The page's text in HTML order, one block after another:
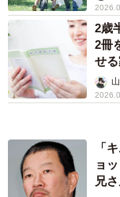
2歳
2冊
せ
「
ョ
兄さ